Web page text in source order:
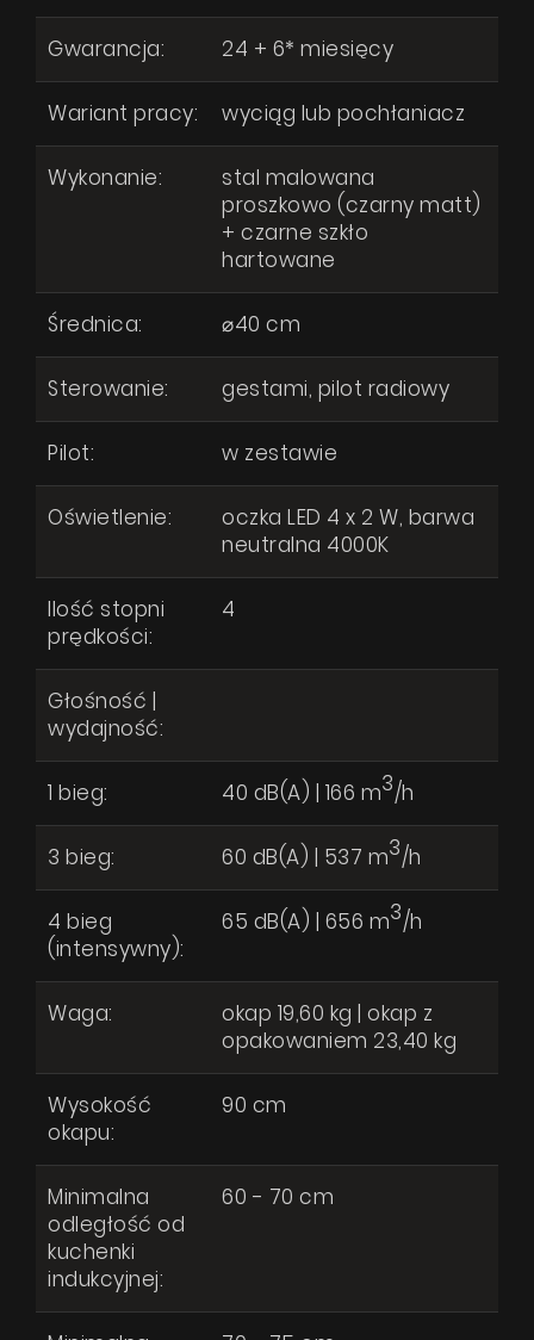
O firmie
Tubo OR Black Matt Gesture Control
Gwarancja: 24 + 6* miesięcy
Wariant pracy: wyciąg lub pochłaniacz
Wykonanie:
stal malowana
proszkowo (czarny matt)
+ czarne szkło
hartowane
Średnica: ⌀40 cm
Sterowanie: gestami, pilot radiowy
Pilot: w zestawie
Oświetlenie:
oczka LED 4 x 2 W, barwa
neutralna 4000K
Ilość stopni
prędkości:
4
Głośność |
wydajność:
1 bieg: 40 dB(A) | 166 m3/h
3 bieg: 60 dB(A) | 537 m3/h
4 bieg
(intensywny):
65 dB(A) | 656 m3/h
Waga:
okap 19,60 kg | okap z
opakowaniem 23,40 kg
Wysokość
okapu:
90 cm
Minimalna
odległość od
kuchenki
indukcyjnej:
60 - 70 cm